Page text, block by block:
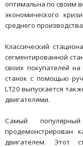
оптимальна по своим
экономического
среднего
Классический
сегментированной
своих покупателей
станок с помощью
LT20 выпускается
двигателями.
Самый
продемонстрирован
двигателем. Этот